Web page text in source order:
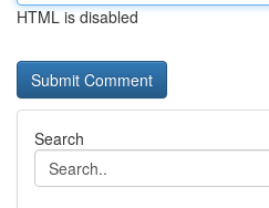
HTML is disabled
Search